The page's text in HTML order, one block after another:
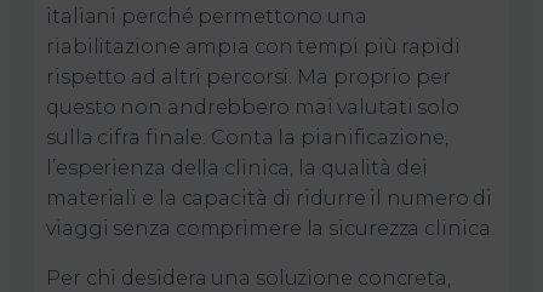
italiani perché permettono una
riabilitazione ampia con tempi più rapidi
rispetto ad altri percorsi. Ma proprio per
questo non andrebbero mai valutati solo
sulla cifra finale. Conta la pianificazione,
l’esperienza della clinica, la qualità dei
materiali e la capacità di ridurre il numero di
viaggi senza comprimere la sicurezza clinica.
Per chi desidera una soluzione concreta,